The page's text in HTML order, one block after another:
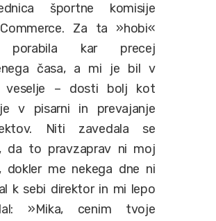
športne komisije
Za ta »hobi«
porabila kar precej
časa, a mi je bil v
veselje – dosti bolj kot
v pisarni in prevajanje
Niti zavedala se
da to pravzaprav ni moj
dokler me nekega dne ni
k sebi direktor in mi lepo
»Mika, cenim tvoje